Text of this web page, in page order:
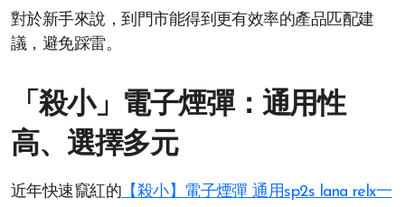
對於新手來說，到門市能得到更有效率的產品匹配建
議，避免踩雷。
「殺小」電子煙彈：通用性
高、選擇多元
近年快速竄紅的 【殺小】電子煙彈 通用sp2s lana relx一